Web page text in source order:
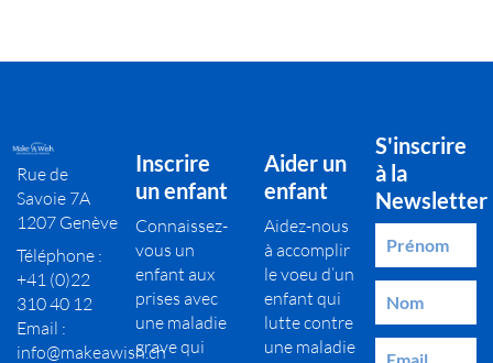
Rue de
Savoie 7A
1207 Genève
Téléphone :
+41 (0)22
310 40 12
Email :
info@makeawish.ch
Inscrire
un enfant
Connaissez-
vous un
enfant aux
prises avec
une maladie
grave qui
Aider un
enfant
Aidez-nous
à accomplir
le voeu d’un
enfant qui
lutte contre
une maladie
S'inscrire
à la
Newsletter